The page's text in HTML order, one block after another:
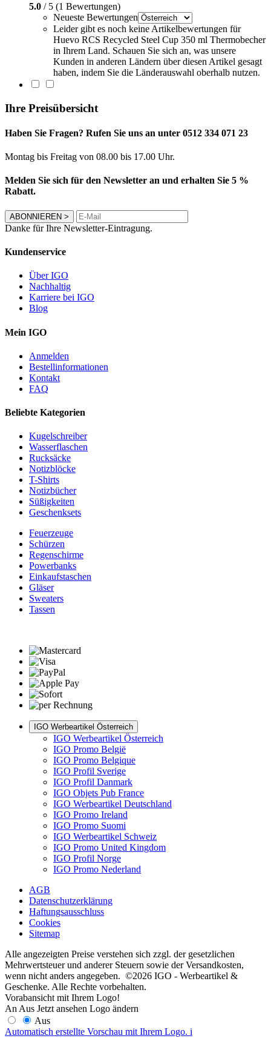
5.0 / 5 (1 Bewertungen)
Neueste Bewertungen
Leider gibt es noch keine Artikelbewertungen für
Huevo RCS Recycled Steel Cup 350 ml Thermobecher
in Ihrem Land. Schauen Sie sich an, was unsere
Kunden in anderen Ländern über diesen Artikel gesagt
haben, indem Sie die Länderauswahl oberhalb nutzen.
Ihre Preisübersicht
Haben Sie Fragen? Rufen Sie uns an unter 0512 334 071 23
Montag bis Freitag von 08.00 bis 17.00 Uhr.
Melden Sie sich für den Newsletter an und erhalten Sie 5 %
Rabatt.
ABONNIEREN >
Danke für Ihre Newsletter-Eintragung.
Kundenservice
Über IGO
Nachhaltig
Karriere bei IGO
Blog
Mein IGO
Anmelden
Bestellinformationen
Kontakt
FAQ
Beliebte Kategorien
Kugelschreiber
Wasserflaschen
Rucksäcke
Notizblöcke
T-Shirts
Notizbücher
Süßigkeiten
Geschenksets
Feuerzeuge
Schürzen
Regenschirme
Powerbanks
Einkaufstaschen
Gläser
Sweaters
Tassen
IGO Werbeartikel Österreich
IGO Werbeartikel Österreich
IGO Promo België
IGO Promo Belgique
IGO Profil Sverige
IGO Profil Danmark
IGO Objets Pub France
IGO Werbeartikel Deutschland
IGO Promo Ireland
IGO Promo Suomi
IGO Werbeartikel Schweiz
IGO Promo United Kingdom
IGO Profil Norge
IGO Promo Nederland
AGB
Datenschutzerklärung
Haftungsausschluss
Cookies
Sitemap
Alle angezeigten Preise verstehen sich zzgl. der gesetzlichen
Mehrwertsteuer und anderer Steuern sowie der Versandkosten,
wenn nicht anders angegeben. ©2026 IGO - Werbeartikel &
Geschenke. Alle Rechte vorbehalten.
Vorabansicht mit Ihrem Logo!
An Aus Jetzt ansehen Logo ändern
Aus
Automatisch erstellte Vorschau mit Ihrem Logo. i